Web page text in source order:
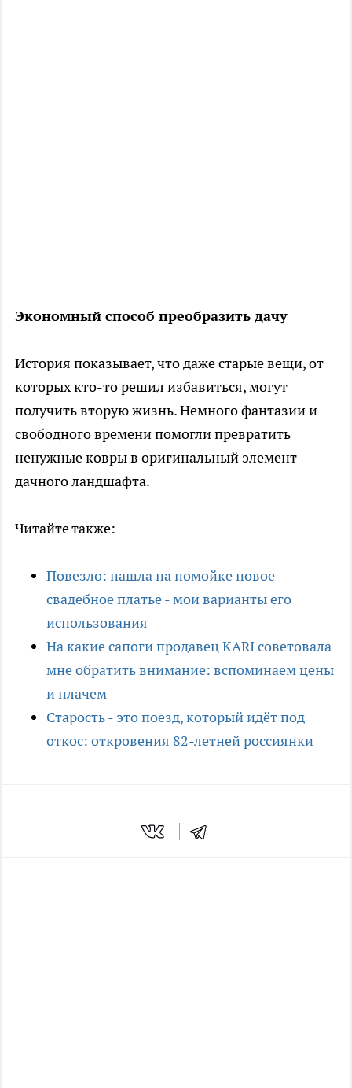
Экономный способ преобразить дачу
История показывает, что даже старые вещи, от
которых кто-то решил избавиться, могут
получить вторую жизнь. Немного фантазии и
свободного времени помогли превратить
ненужные ковры в оригинальный элемент
дачного ландшафта.
Читайте также:
Повезло: нашла на помойке новое
свадебное платье - мои варианты его
использования
На какие сапоги продавец KARI советовала
мне обратить внимание: вспоминаем цены
и плачем
Старость - это поезд, который идёт под
откос: откровения 82-летней россиянки